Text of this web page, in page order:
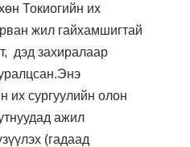
Токиогийн их
жил гайхамшигтай
дэд захиралаар
их сургуулийн олон
ажил
(гадаад